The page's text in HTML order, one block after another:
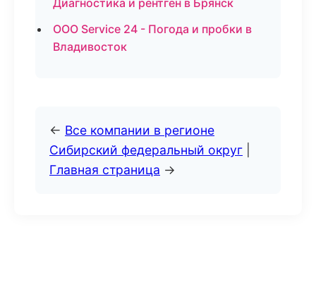
Диагностика и рентген в Брянск
ООО Service 24 - Погода и пробки в
Владивосток
← Все компании в регионе
Сибирский федеральный округ
Главная страница →